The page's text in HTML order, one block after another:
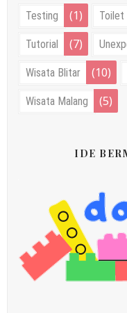
Testing (1) Toilet
Tutorial (7)
Wisata Blitar (10)
Wisata Malang (5)
IDE